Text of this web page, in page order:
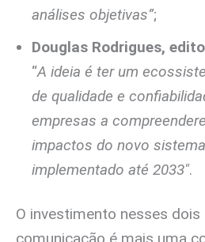
análises objetivas”;
Douglas Rodrigues,
“A ideia é ter um
de qualidade e
empresas a
impactos do novo
implementado até 2033″.
O investimento nesses